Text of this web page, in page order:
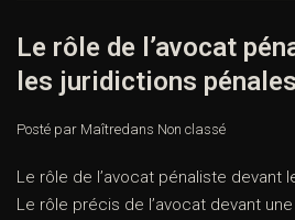
Le rôle de l’avocat
les juridictions pénales
Posté par Maîtredans Non classé
Le rôle de l’avocat pénaliste devant
Le rôle précis de l’avocat devant